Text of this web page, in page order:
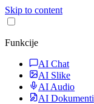
Skip to content
Funkcije
AI Chat
AI Slike
AI Audio
AI Dokumenti